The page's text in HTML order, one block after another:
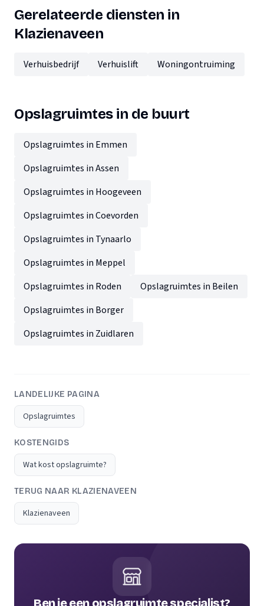
Gerelateerde diensten in
Klazienaveen
Verhuisbedrijf Verhuislift Woningontruiming
Opslagruimtes in de buurt
Opslagruimtes in Emmen
Opslagruimtes in Assen
Opslagruimtes in Hoogeveen
Opslagruimtes in Coevorden
Opslagruimtes in Tynaarlo
Opslagruimtes in Meppel
Opslagruimtes in Roden
Opslagruimtes in Beilen
Opslagruimtes in Borger
Opslagruimtes in Zuidlaren
LANDELIJKE PAGINA
Opslagruimtes
KOSTENGIDS
Wat kost opslagruimte?
TERUG NAAR KLAZIENAVEEN
Klazienaveen
Ben je een opslagruimte specialist?